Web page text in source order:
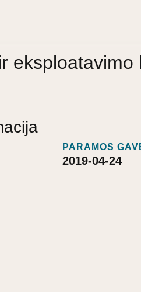
eksploatavimo
PARAMOS
2019-04-24